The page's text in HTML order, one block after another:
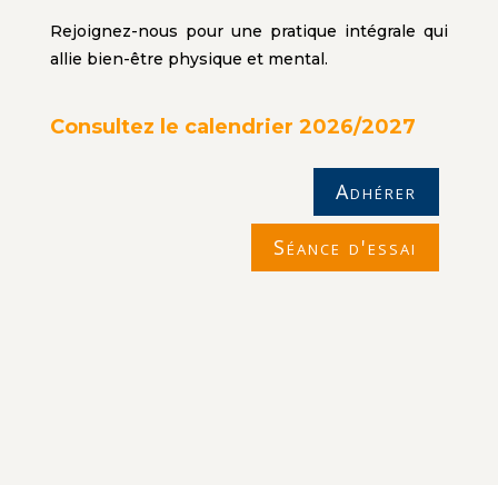
Rejoignez-nous pour une pratique intégrale qui
allie bien-être physique et mental.
Consultez le calendrier 2026/2027
Adhérer
Séance d'essai